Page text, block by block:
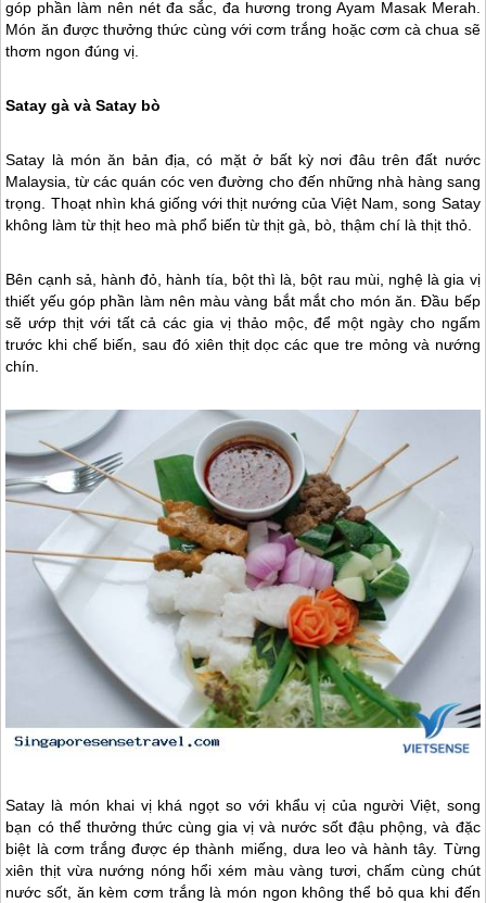
góp phần làm nên nét đa sắc, đa hương trong Ayam Masak Merah.
Món ăn được thưởng thức cùng với cơm trắng hoặc cơm cà chua sẽ
thơm ngon đúng vị.
Satay gà và Satay bò
Satay là món ăn bản địa, có mặt ở bất kỳ nơi đâu trên đất nước
Malaysia, từ các quán cóc ven đường cho đến những nhà hàng sang
trọng. Thoạt nhìn khá giống với thịt nướng của Việt Nam, song Satay
không làm từ thịt heo mà phổ biến từ thịt gà, bò, thậm chí là thịt thỏ.
Bên cạnh sả, hành đỏ, hành tía, bột thì là, bột rau mùi, nghệ là gia vị
thiết yếu góp phần làm nên màu vàng bắt mắt cho món ăn. Đầu bếp
sẽ ướp thịt với tất cả các gia vị thảo mộc, để một ngày cho ngấm
trước khi chế biến, sau đó xiên thịt dọc các que tre mỏng và nướng
chín.
Satay là món khai vị khá ngọt so với khẩu vị của người Việt, song
bạn có thể thưởng thức cùng gia vị và nước sốt đậu phộng, và đặc
biệt là cơm trắng được ép thành miếng, dưa leo và hành tây. Từng
xiên thịt vừa nướng nóng hổi xém màu vàng tươi, chấm cùng chút
nước sốt, ăn kèm cơm trắng là món ngon không thể bỏ qua khi đến